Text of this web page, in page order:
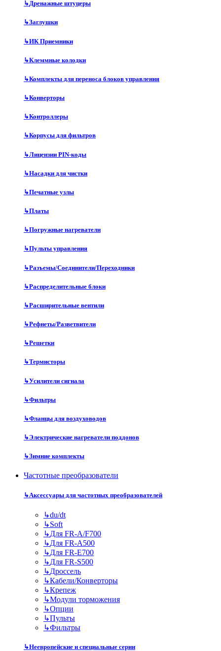
↳Дренажные штуцеры
↳Заглушки
↳ИК Приемники
↳Клеммные колодки
↳Комплекты для переноса блоков управления
↳Конверторы
↳Контроллеры
↳Корпусы для фильтров
↳Лицензии PIN-коды
↳Насадки для чистки
↳Печатные узлы
↳Платы
↳Погружные нагреватели
↳Пульты управления
↳Разъемы/Соединители/Переходники
↳Распределительные блоки
↳Расширительные вентили
↳Рефнеты/Разветвители
↳Решетки
↳Термисторы
↳Усилители сигнала
↳Фильтры
↳Фланцы для воздуховодов
↳Электрические нагреватели поддонов
↳Зимние комплекты
Частотные преобразователи
↳Аксессуары для частотных преобразователей
↳du/dt
↳Soft
↳Для FR-A/F700
↳Для FR-A500
↳Для FR-E700
↳Для FR-S500
↳Дроссель
↳Кабели/Конверторы
↳Крепеж
↳Модули торможения
↳Опции
↳Пульты
↳Фильтры
↳Неевропейские и специальные серии